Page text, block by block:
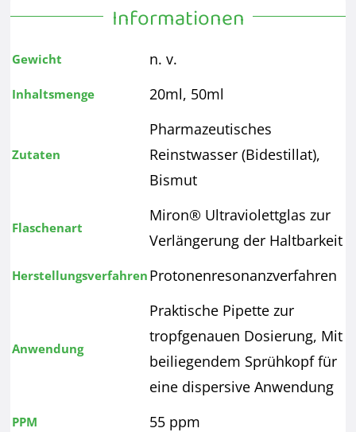
Informationen
Gewicht n. v.
Inhaltsmenge 20ml, 50ml
Zutaten
Pharmazeutisches
Reinstwasser (Bidestillat),
Bismut
Flaschenart
Miron® Ultraviolettglas zur
Verlängerung der Haltbarkeit
Herstellungsverfahren Protonenresonanzverfahren
Anwendung
Praktische Pipette zur
tropfgenauen Dosierung, Mit
beiliegendem Sprühkopf für
eine dispersive Anwendung
PPM 55 ppm